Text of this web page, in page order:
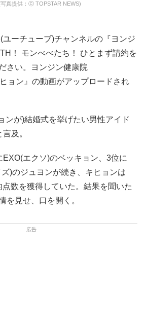
真提供：ⓒ TOPSTAR NEWS)
ユーチューブ)チャンネルの『ヨンジ
！ モンべべたち！ ひとまず請約を
さい。ヨンジン健康院
ョン』の動画がアップロードされ
ンが)結婚式を挙げたい男性アイド
及。
EXO(エクソ)のベッキョン、3位に
)のジュヨンが続き、キヒョンは
数を獲得していた。結果を聞いた
を見せ、口を開く。